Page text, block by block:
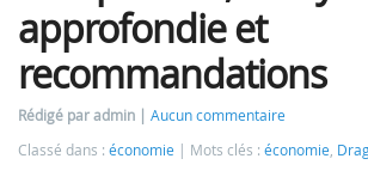
approfondie et
recommandations
Rédigé par admin
Aucun commentaire
Classé dans : économie Mots clés : économie